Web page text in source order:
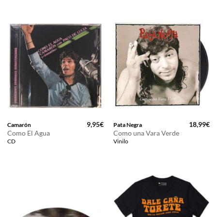
Camarón
Como El Agua
CD
9,95€ Pata Negra
Como una Vara Verde
Vinilo
18,99€